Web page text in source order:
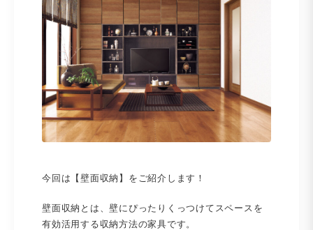
今回は【壁面収納】をご紹介します！
壁面収納とは、壁にぴったりくっつけてスペースを
有効活用する収納方法の家具です。